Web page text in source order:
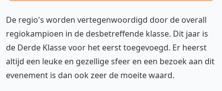
De regio's worden vertegenwoordigd door de overall
regiokampioen in de desbetreffende klasse. Dit jaar is
de Derde Klasse voor het eerst toegevoegd. Er heerst
altijd een leuke en gezellige sfeer en een bezoek aan dit
evenement is dan ook zeer de moeite waard.